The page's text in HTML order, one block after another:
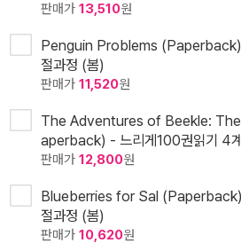
판매가 13,510원
Penguin Problems (Paperback)
절과정 (봄)
판매가 11,520원
The Adventures of Beekle:
aperback) - 느리게100권읽기 4
판매가 12,800원
Blueberries for Sal (Paperback)
절과정 (봄)
판매가 10,620원